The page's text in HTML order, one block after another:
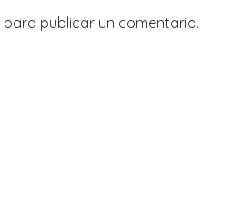
para publicar un comentario.